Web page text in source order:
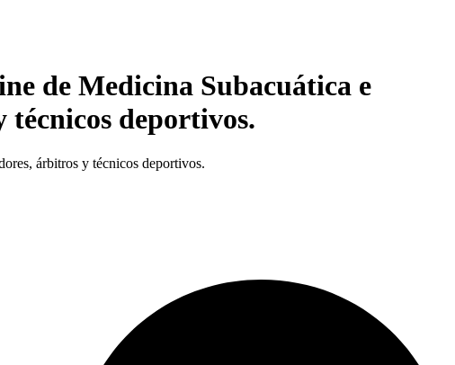
de Medicina Subacuática e
deportivos.
árbitros y técnicos deportivos.